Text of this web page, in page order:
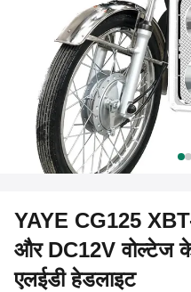
YAYE CG125
और DC12V वोल्टेज
एलईडी हेडलाइट